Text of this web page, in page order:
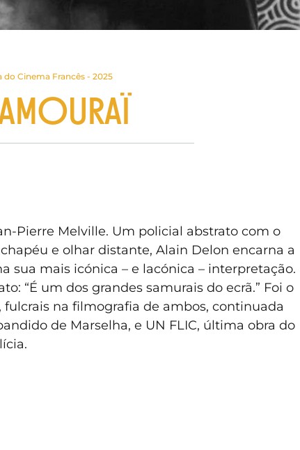
do Cinema Francês - 2025
Pierre Melville. Um policial abstrato com o
e olhar distante, Alain Delon encarna a
sua mais icónica – e lacónica – interpretação.
“É um dos grandes samurais do ecrã.” Foi o
na filmografia de ambos, continuada
de Marselha, e UN FLIC, última obra do